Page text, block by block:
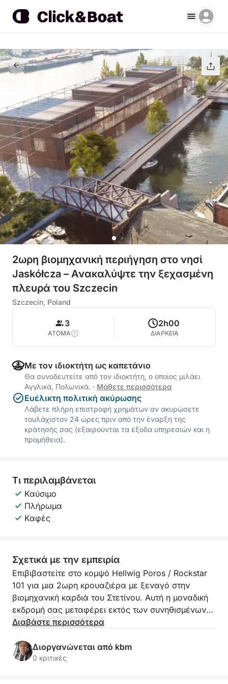
2ωρη βιομηχανική περιήγηση στο νησί
Jaskółcza – Ανακαλύψτε την ξεχασμένη
πλευρά του Szczecin
Szczecin, Poland
3
ΑΤΟΜΑ
2h00
ΔΙΑΡΚΕΙΑ
Με τον ιδιοκτήτη ως καπετάνιο
Θα συνοδευτείτε από τον ιδιοκτήτη, ο οποίος μιλάει
Αγγλικά, Πολωνικά. · Μάθετε περισσότερα
Ευέλικτη πολιτική ακύρωσης
Λάβετε πλήρη επιστροφή χρημάτων αν ακυρώσετε
τουλάχιστον 24 ώρες πριν από την έναρξη της
κράτησής σας (εξαιρούνται τα έξοδα υπηρεσιών και η
προμήθεια).
Τι περιλαμβάνεται
Καύσιμο
Πλήρωμα
Καφές
Σχετικά με την εμπειρία
Επιβιβαστείτε στο κομψό Hellwig Poros / Rockstar
101 για μια 2ωρη κρουαζιέρα με ξεναγό στην
βιομηχανική καρδιά του Στετίνου. Αυτή η μοναδική
εκδρομή σας μεταφέρει εκτός των συνηθισμένων
μονοπατιών για να εξερευνήσετε το νησί
ναυπηγικής και θαλάσσιου εμπορίου — τώρα μια
συναρπαστική, ατμοσφαιρική υπενθύμιση του
Διαβάστε περισσότερα
Διοργανώνεται από kbm
0 κριτικές